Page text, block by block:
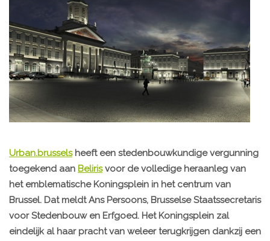
Urban.brusselsheeft een stedenbouwkundige vergunning
toegekend aan Belirisvoor de volledige heraanleg van
het emblematische Koningsplein in het centrum van
Brussel. Dat meldt Ans Persoons, Brusselse Staatssecretaris
voor Stedenbouw en Erfgoed. Het Koningsplein zal
eindelijk al haar pracht van weleer terugkrijgen dankzij een